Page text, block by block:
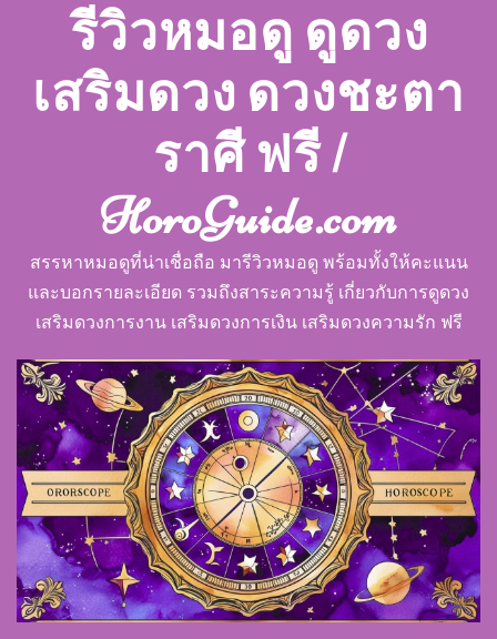
รีวิวหมอดู ดูดวง
เสริมดวง ดวงชะตา
ราศี ฟรี |
HoroGuide.com
สรรหาหมอดูที่น่าเชื่อถือ มารีวิวหมอดู พร้อมทั้งให้คะแนน
และบอกรายละเอียด รวมถึงสาระความรู้ เกี่ยวกับการดูดวง
เสริมดวงการงาน เสริมดวงการเงิน เสริมดวงความรัก ฟรี